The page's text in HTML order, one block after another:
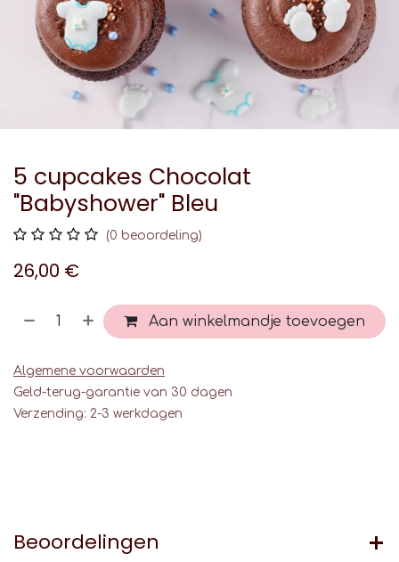
5 cupcakes Chocolat
"Babyshower" Bleu
(0 beoordeling)
26,00 €
Aan winkelmandje toevoegen
Algemene voorwaarden
Geld-terug-garantie van 30 dagen
Verzending: 2-3 werkdagen
Beoordelingen